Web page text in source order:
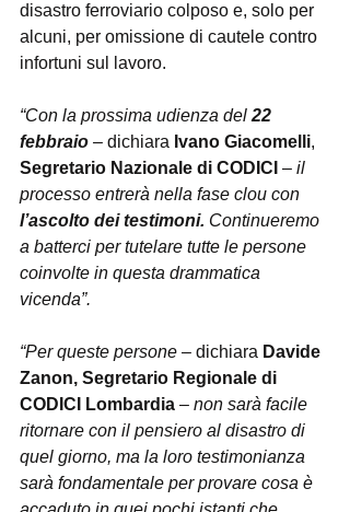
disastro ferroviario colposo e, solo per
alcuni, per omissione di cautele contro
infortuni sul lavoro.
“Con la prossima udienza del 22
febbraio – dichiara Ivano Giacomelli,
Segretario Nazionale di CODICI – il
processo entrerà nella fase clou con
l’ascolto dei testimoni. Continueremo
a batterci per tutelare tutte le persone
coinvolte in questa drammatica
vicenda”.
“Per queste persone – dichiara Davide
Zanon, Segretario Regionale di
CODICI Lombardia – non sarà facile
ritornare con il pensiero al disastro di
quel giorno, ma la loro testimonianza
sarà fondamentale per provare cosa è